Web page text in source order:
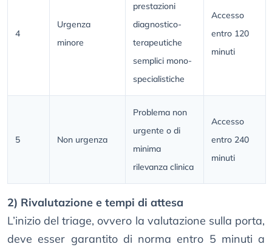
4
Urgenza
minore
prestazioni
diagnostico-
terapeutiche
semplici mono-
specialistiche
Accesso
entro 120
minuti
5 Non urgenza
Problema non
urgente o di
minima
rilevanza clinica
Accesso
entro 240
minuti
2) Rivalutazione e tempi di attesa
L’inizio del triage, ovvero la valutazione sulla porta,
deve esser garantito di norma entro 5 minuti a